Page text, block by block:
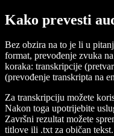
Kako prevesti
Bez obzira na to je li u
format, prevođenje zvuka
koraka: transkripcije
(prevođenje transkripta na
Za transkripciju možete
Nakon toga upotrijebite
Završni rezultat možete
titlove ili .txt za običan tekst.